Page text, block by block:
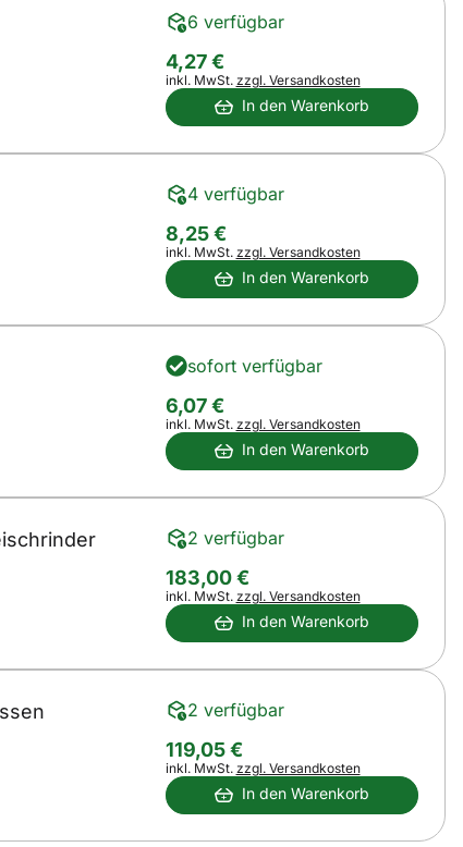
6 verfügbar
4,27€
Steuerhinweis:
inkl. MwSt. zzgl. Versandkosten
In den Warenkorb
4 verfügbar
8,25€
Steuerhinweis:
inkl. MwSt. zzgl. Versandkosten
In den Warenkorb
sofort verfügbar
6,07€
Steuerhinweis:
inkl. MwSt. zzgl. Versandkosten
In den Warenkorb
2 verfügbar
183,00€
Steuerhinweis:
inkl. MwSt. zzgl. Versandkosten
In den Warenkorb
2 verfügbar
119,05€
Steuerhinweis:
inkl. MwSt. zzgl. Versandkosten
In den Warenkorb